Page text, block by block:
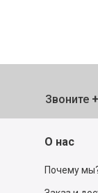
Звоните
О нас
Почему